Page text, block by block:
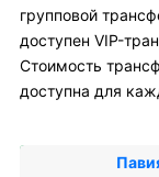
групповой
доступен VIP-
Стоимость
доступна для